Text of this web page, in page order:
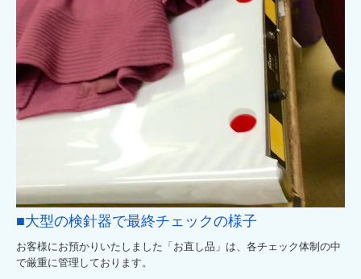
■大型の検針器で最終チェックの様子
お客様にお預かりいたしました「お直し品」は、各チェック体制の中
で厳重に管理しております。